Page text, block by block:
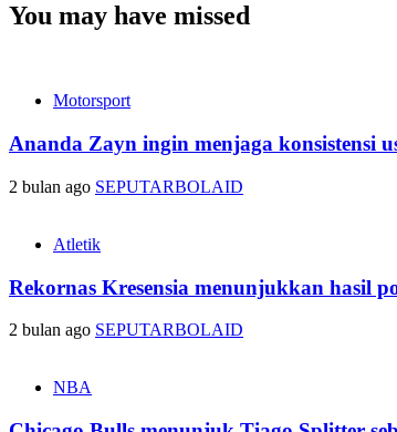
You may have missed
Motorsport
Ananda Zayn ingin menjaga konsistensi
2 bulan ago SEPUTARBOLAID
Atletik
Rekornas Kresensia menunjukkan hasil
2 bulan ago SEPUTARBOLAID
NBA